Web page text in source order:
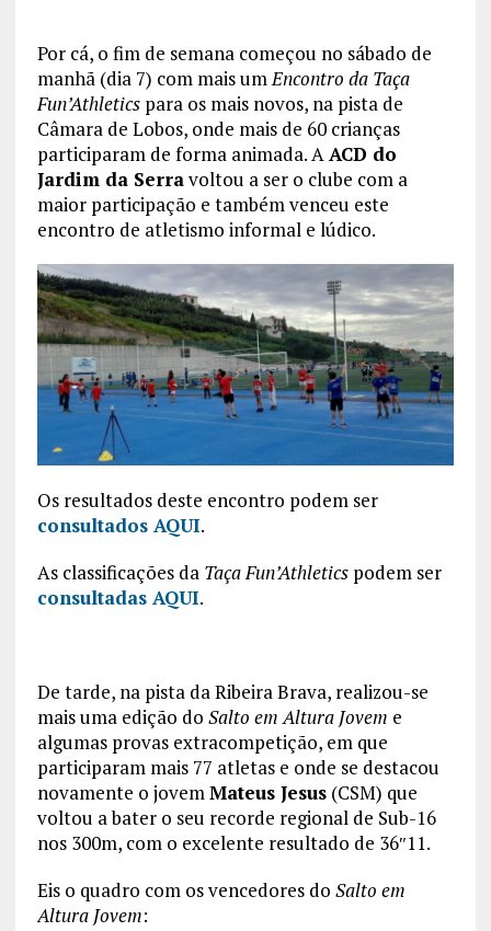
Por cá, o fim de semana começou no sábado de
manhã (dia 7) com mais umEncontro da Taça
Fun’Athleticspara os mais novos, na pista de
Câmara de Lobos, onde mais de 60 crianças
participaram de forma animada. AACD do
Jardim da Serravoltou a ser o clube com a
maior participação e também venceu este
encontro de atletismo informal e lúdico.
Os resultados deste encontro podem ser
consultados AQUI.
As classificações da Taça Fun’Athleticspodem ser
consultadas AQUI.
De tarde, na pista da Ribeira Brava, realizou-se
mais uma edição do Salto em Altura Jovem e
algumas provas extracompetição, em que
participaram mais 77 atletas e onde se destacou
novamente o jovemMateus Jesus(CSM) que
voltou a bater o seu recorde regional de Sub-16
nos 300m, com o excelente resultado de 36″11.
Eis o quadro com os vencedores do Salto em
Altura Jovem: